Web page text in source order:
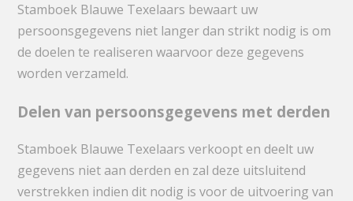
Stamboek Blauwe Texelaars bewaart uw
persoonsgegevens niet langer dan strikt nodig is om
de doelen te realiseren waarvoor deze gegevens
worden verzameld.
Delen van persoonsgegevens met derden
Stamboek Blauwe Texelaars verkoopt en deelt uw
gegevens niet aan derden en zal deze uitsluitend
verstrekken indien dit nodig is voor de uitvoering van